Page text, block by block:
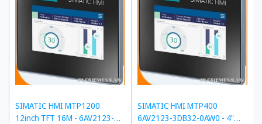
SIMATIC HMI MTP1200
12inch TFT 16M - 6AV2123-
SIMATIC HMI MTP400
6AV2123-3DB32-0AW0 - 4"